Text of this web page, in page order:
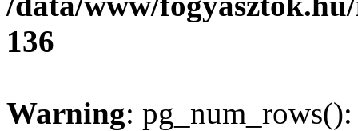
136
Warning: